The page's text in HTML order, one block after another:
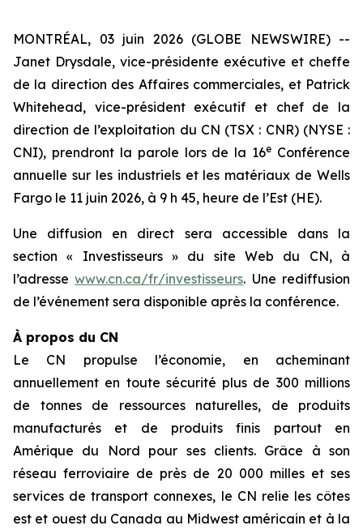
MONTRÉAL, 03 juin 2026 (GLOBE NEWSWIRE) --
Janet Drysdale, vice-présidente exécutive et cheffe
de la direction des Affaires commerciales, et Patrick
Whitehead, vice-président exécutif et chef de la
direction de l’exploitation du CN (TSX : CNR) (NYSE :
CNI), prendront la parole lors de la 16e Conférence
annuelle sur les industriels et les matériaux de Wells
Fargo le 11 juin 2026, à 9 h 45, heure de l’Est (HE).
Une diffusion en direct sera accessible dans la
section « Investisseurs » du site Web du CN, à
l’adressewww.cn.ca/fr/investisseurs. Une rediffusion
de l’événement sera disponible après la conférence.
À propos du CN
Le CN propulse l’économie, en acheminant
annuellement en toute sécurité plus de 300 millions
de tonnes de ressources naturelles, de produits
manufacturés et de produits finis partout en
Amérique du Nord pour ses clients. Grâce à son
réseau ferroviaire de près de 20 000 milles et ses
services de transport connexes, le CN relie les côtes
est et ouest du Canada au Midwest américain et à la